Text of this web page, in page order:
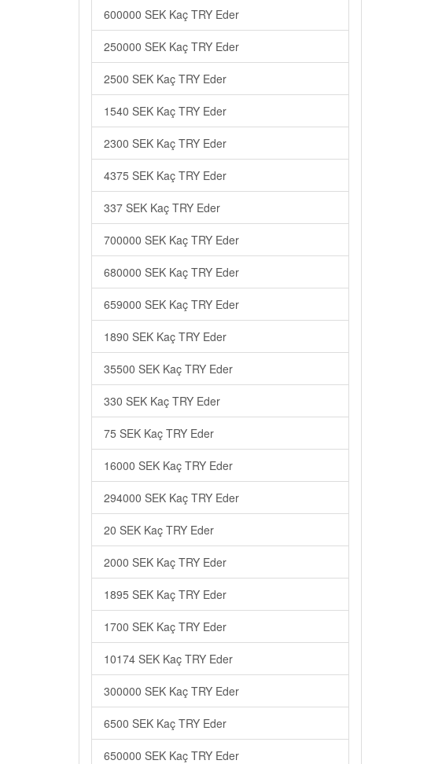
600000 SEK Kaç TRY Eder
250000 SEK Kaç TRY Eder
2500 SEK Kaç TRY Eder
1540 SEK Kaç TRY Eder
2300 SEK Kaç TRY Eder
4375 SEK Kaç TRY Eder
337 SEK Kaç TRY Eder
700000 SEK Kaç TRY Eder
680000 SEK Kaç TRY Eder
659000 SEK Kaç TRY Eder
1890 SEK Kaç TRY Eder
35500 SEK Kaç TRY Eder
330 SEK Kaç TRY Eder
75 SEK Kaç TRY Eder
16000 SEK Kaç TRY Eder
294000 SEK Kaç TRY Eder
20 SEK Kaç TRY Eder
2000 SEK Kaç TRY Eder
1895 SEK Kaç TRY Eder
1700 SEK Kaç TRY Eder
10174 SEK Kaç TRY Eder
300000 SEK Kaç TRY Eder
6500 SEK Kaç TRY Eder
650000 SEK Kaç TRY Eder